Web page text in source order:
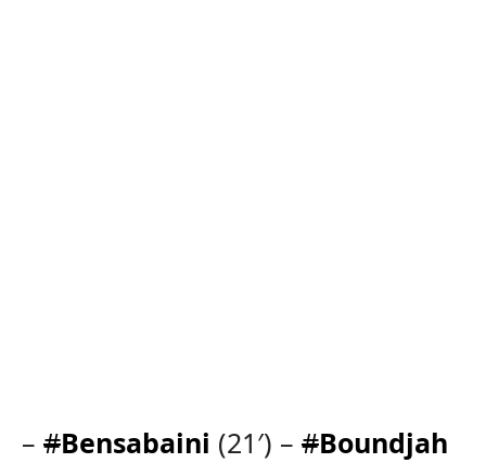
– #Bensabaini (21′) – #Boundjah